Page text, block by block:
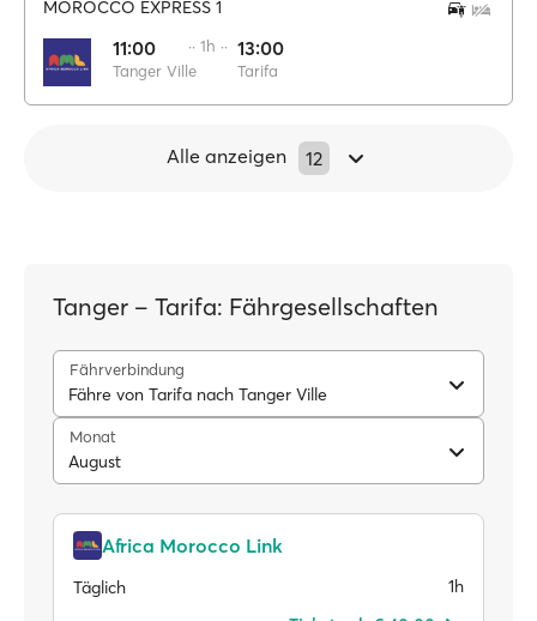
MOROCCO EXPRESS 1
11:00
Tanger Ville
·· 1h ·· 13:00
Tarifa
Alle anzeigen 12
Tanger – Tarifa: Fährgesellschaften
Fährverbindung
Fähre von Tarifa nach Tanger Ville
Monat
August
Africa Morocco Link
Täglich
1h